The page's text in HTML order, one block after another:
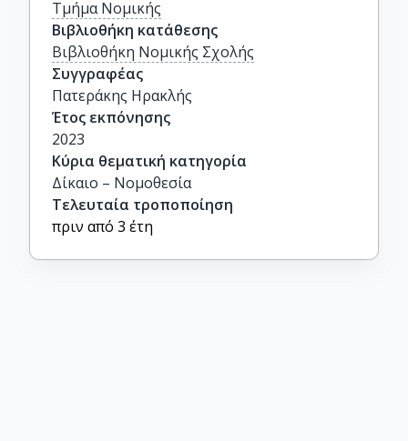
Τμήμα Νομικής
Βιβλιοθήκη κατάθεσης
Βιβλιοθήκη Νομικής Σχολής
Συγγραφέας
Πατεράκης Ηρακλής
Έτος εκπόνησης
2023
Κύρια θεματική κατηγορία
Δίκαιο – Νομοθεσία
Τελευταία τροποποίηση
πριν από 3 έτη